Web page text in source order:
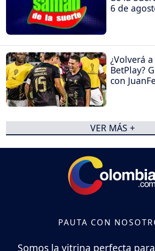
6 de
¿Volverá
BetPlay?
con
VER MÁS +
PAUTA CON
Somos la vitrina perfecta